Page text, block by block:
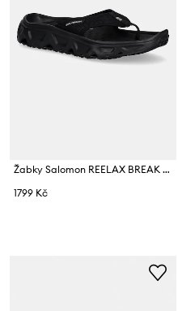
Žabky Salomon REELAX BREAK 6.0
1799 Kč